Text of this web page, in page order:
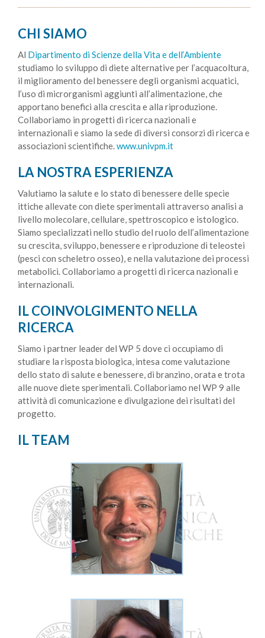
CHI SIAMO
Al Dipartimento di Scienze della Vita e dell‘Ambiente
studiamo lo sviluppo di diete alternative per l’acquacoltura,
il miglioramento del benessere degli organismi acquatici,
l’uso di microrganismi aggiunti all’alimentazione, che
apportano benefici alla crescita e alla riproduzione.
Collaboriamo in progetti di ricerca nazionali e
internazionali e siamo la sede di diversi consorzi di ricerca e
associazioni scientifiche.www.univpm.it
LA NOSTRA ESPERIENZA
Valutiamo la salute e lo stato di benessere delle specie
ittiche allevate con diete sperimentali attraverso analisi a
livello molecolare, cellulare, spettroscopico e istologico.
Siamo specializzati nello studio del ruolo dell’alimentazione
su crescita, sviluppo, benessere e riproduzione di teleostei
(pesci con scheletro osseo), e nella valutazione dei processi
metabolici. Collaboriamo a progetti di ricerca nazionali e
internazionali.
IL COINVOLGIMENTO NELLA
RICERCA
Siamo i partner leader del WP 5 dove ci occupiamo di
studiare la risposta biologica, intesa come valutazione
dello stato di salute e benessere, di branzino, orata e trota
alle nuove diete sperimentali. Collaboriamo nel WP 9 alle
attività di comunicazione e divulgazione dei risultati del
progetto.
IL TEAM
IKE OLIVOTTO
Professore associato, docente di Acquacoltura e
acquariologia
Sono responsabile scientifico del progetto per
l’Università Politecnica delle Marche. In SUSHIN mi
occupo delle analisi genomiche e istologiche per la
valutazione dello stato di salute e benessere di trota,
spigola e orata, allevate con le nuove diete
sperimentali.